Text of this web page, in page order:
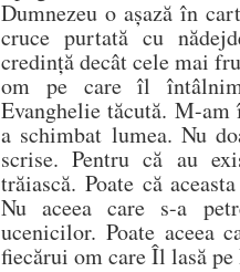
Dumnezeu o așază în
cruce purtată cu
credință decât cele mai
om pe care îl
Evanghelie tăcută. M-am
a schimbat lumea. Nu
scrise. Pentru că au
trăiască. Poate că
Nu aceea care s-a
ucenicilor. Poate aceea
fiecărui om care Îl lasă